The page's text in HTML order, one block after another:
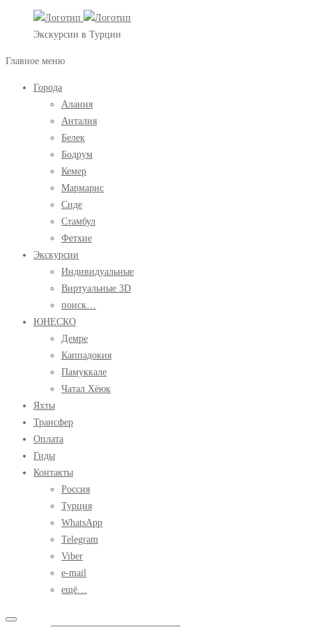
Экскурсии в Турции
Главное меню
Города
Алания
Анталия
Белек
Бодрум
Кемер
Мармарис
Сиде
Стамбул
Фетхие
Экскурсии
Индивидуальные
Виртуальные 3D
поиск…
ЮНЕСКО
Демре
Каппадокия
Памуккале
Чатал Хёюк
Яхты
Трансфер
Оплата
Гиды
Контакты
Россия
Турция
WhatsApp
Telegram
Viber
e-mail
ещё…